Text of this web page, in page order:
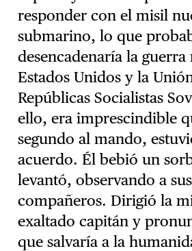
responder con el misil
submarino, lo que
desencadenaría la
Estados Unidos y la
Repúblicas Socialistas
ello, era imprescindible
segundo al mando,
acuerdo. Él bebió un
levantó, observando a
compañeros. Dirigió la
exaltado capitán y
que salvaría a la